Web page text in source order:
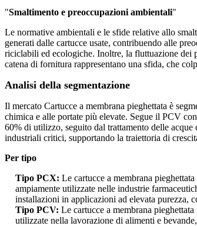
"Smaltimento e preoccupazioni ambientali"
Le normative ambientali e le sfide relative allo
generati dalle cartucce usate, contribuendo alle
riciclabili ed ecologiche. Inoltre, la fluttuazione dei
catena di fornitura rappresentano una sfida, che
Analisi della segmentazione
Il mercato Cartucce a membrana pieghettata è
chimica e alle portate più elevate. Segue il PCV
60% di utilizzo, seguito dal trattamento delle
industriali critici, supportando la traiettoria di
Per tipo
Tipo PCX: Le cartucce a membrana
ampiamente utilizzate nelle industrie
installazioni in applicazioni ad elevata purezza,
Tipo PCV: Le cartucce a membrana
utilizzate nella lavorazione di alimenti e